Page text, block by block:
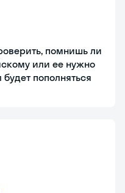
помнишь ли
или ее нужно
пополняться